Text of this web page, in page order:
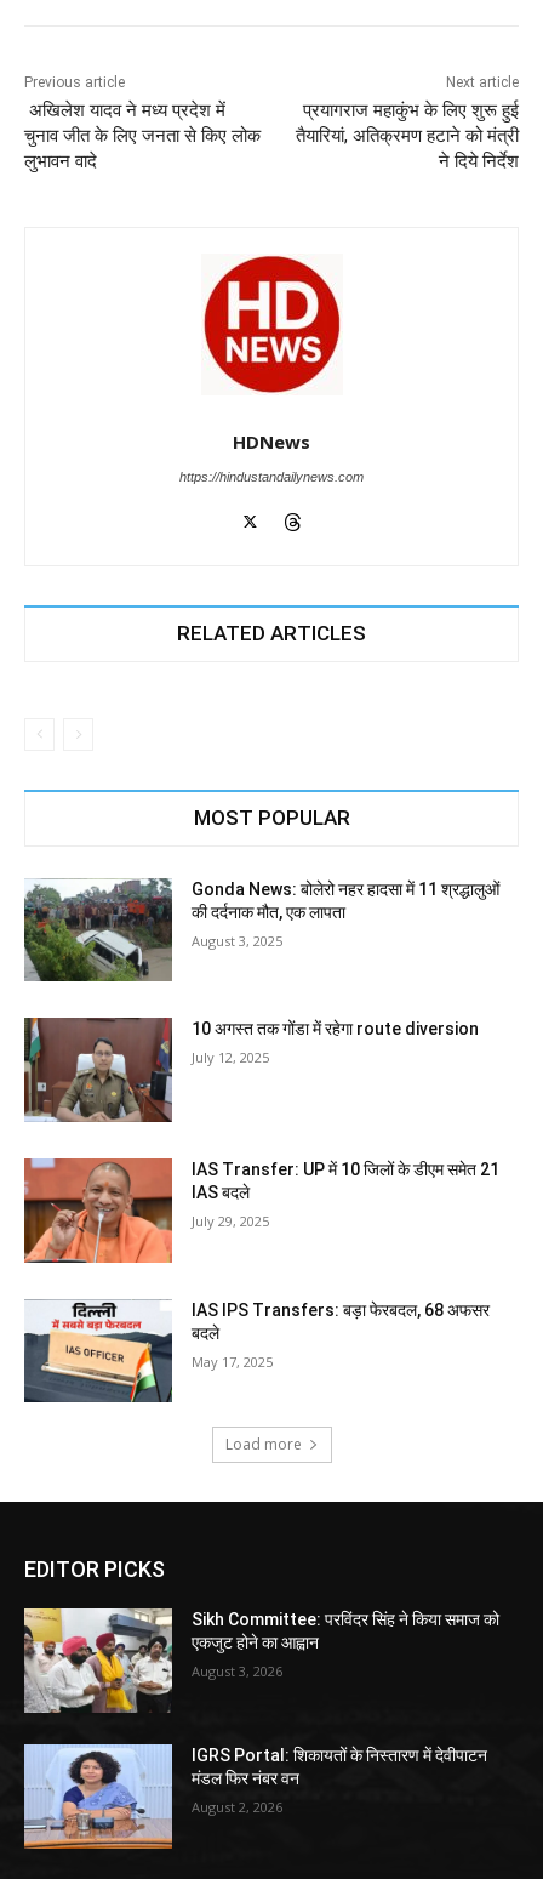
o
o
k
p
p
m
er
Previous article
अखिलेश यादव ने मध्य प्रदेश में
चुनाव जीत के लिए जनता से किए लोक
लुभावन वादे
Next article
प्रयागराज महाकुंभ के लिए शुरू हुई
तैयारियां, अतिक्रमण हटाने को मंत्री
ने दिये निर्देश
HDNews
https://hindustandailynews.com
RELATED ARTICLES
MOST POPULAR
Gonda News: बोलेरो नहर हादसा में 11 श्रद्धालुओं
की दर्दनाक मौत, एक लापता
August 3, 2025
10 अगस्त तक गोंडा में रहेगा route diversion
July 12, 2025
IAS Transfer: UP में 10 जिलों के डीएम समेत 21
IAS बदले
July 29, 2025
IAS IPS Transfers: बड़ा फेरबदल, 68 अफसर
बदले
May 17, 2025
Load more
EDITOR PICKS
Sikh Committee: परविंदर सिंह ने किया समाज को
एकजुट होने का आह्वान
August 3, 2026
IGRS Portal: शिकायतों के निस्तारण में देवीपाटन
मंडल फिर नंबर वन
August 2, 2026